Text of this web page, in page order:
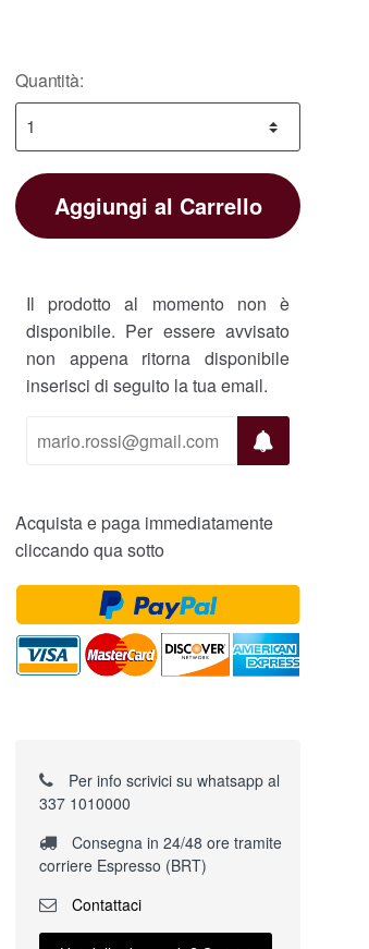
Quantità:
Aggiungi al Carrello
Il prodotto al momento non è
disponibile. Per essere avvisato
non appena ritorna disponibile
inserisci di seguito la tua email.
Acquista e paga immediatamente
cliccando qua sotto
Per info scrivici su whatsapp al
337 1010000
Consegna in 24/48 ore tramite
corriere Espresso (BRT)
Contattaci